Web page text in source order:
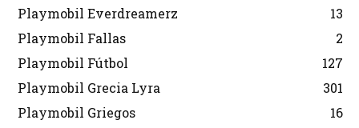
Playmobil Everdreamerz
13
Playmobil Fallas
2
Playmobil Fútbol
127
Playmobil Grecia Lyra
301
Playmobil Griegos
16